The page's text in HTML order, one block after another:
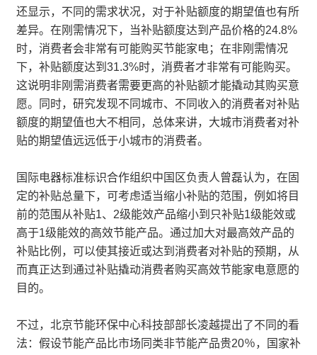
还显示，不同的需求状况，对于补贴额度的期望值也有所
差异。在刚需情况下，当补贴额度达到产品价格的24.8%
时，消费者会非常有可能购买节能家电；在非刚需情况
下，补贴额度达到31.3%时，消费者才非常有可能购买。
这说明非刚需消费者需要更高的补贴额才能撬动其购买意
愿。同时，研究发现不同城市、不同收入的消费者对补贴
额度的期望值也大不相同，总体来讲，大城市消费者对补
贴的期望值远远低于小城市的消费者。
国际电器标准标识合作组织中国区负责人曾磊认为，在固
定的补贴总量下，可考虑适当缩小补贴的范围，例如将目
前的范围从补贴1、2级能效产品缩小到只补贴1级能效或
高于1级能效的高效节能产品。通过加大对最高效产品的
补贴比例，可以使其接近或达到消费者对补贴的预期，从
而真正达到通过补贴撬动消费者购买高效节能家电意愿的
目的。
不过，北京节能环保中心科技部部长凌越提出了不同的看
法：假设节能产品比市场同类非节能产品贵20％，国家补